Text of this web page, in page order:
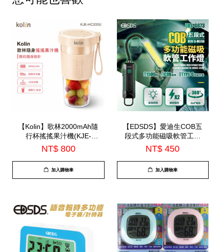
【Kolin】歌林2000mAh隨
行杯搖搖果汁機(KJE-
HC200U)
NT$ 800
加入購物車
【EDSDS】愛迪生COB五
段式多功能磁吸軟管工作
燈(EDS-G873)
NT$ 450
加入購物車